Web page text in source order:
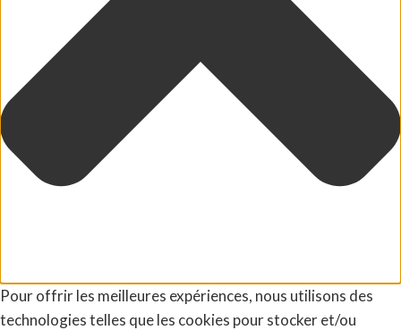
Pour offrir les meilleures expériences, nous utilisons des
technologies telles que les cookies pour stocker et/ou